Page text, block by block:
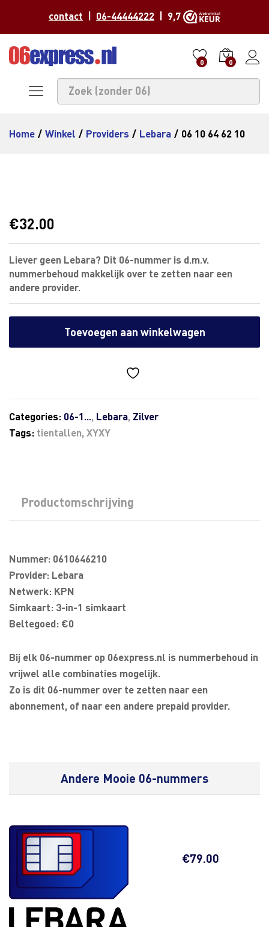
contact 06-44444222 | 9,7
0 0
Home / Winkel / Providers / Lebara / 06 10 64 62 10
€32.00
Liever geen Lebara? Dit 06-nummer is d.m.v.
nummerbehoud makkelijk over te zetten naar een
andere provider.
Toevoegen aan winkelwagen
Categories: 06-1..., Lebara, Zilver
Tags: tientallen, XYXY
Productomschrijving
Nummer: 0610646210
Provider: Lebara
Netwerk: KPN
Simkaart: 3-in-1 simkaart
Beltegoed: €0
Bij elk 06-nummer op 06express.nl is nummerbehoud in
vrijwel alle combinaties mogelijk.
Zo is dit 06-nummer over te zetten naar een
abonnement, of naar een andere prepaid provider.
Andere Mooie 06-nummers
€79.00